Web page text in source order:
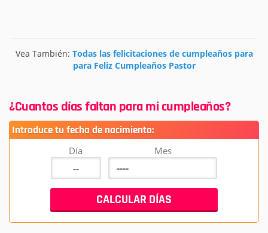
Vea También: Todas las felicitaciones de cumpleaños para
para Feliz Cumpleaños Pastor
¿Cuantos días faltan para mi cumpleaños?
Introduce tu fecha de nacimiento:
Día Mes